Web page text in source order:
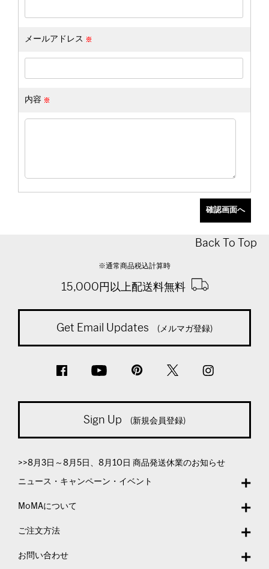
メールアドレス
内容
Back To Top
※通常商品税込計算時
15,000円以上配送料無料
Get Email Updates (メルマガ登録)
Sign Up (新規会員登録)
>>8月3日～8月5日、8月10日 商品発送休業のお知らせ
ニュース・キャンペーン・イベント
MoMAについて
ご注文方法
お問い合わせ